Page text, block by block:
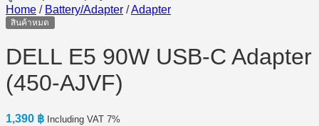
Home / Battery/Adapter /Adapter
สินค้าหมด
DELL E5 90W USB-C Adapter
(450-AJVF)
1,390 ฿ Including VAT 7%